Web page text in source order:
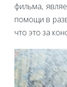
фильма,
помощи в
что это за